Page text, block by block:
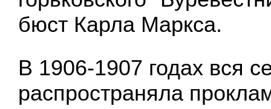
бюст Карла Маркса.
В 1906-1907 годах вся
распространяла